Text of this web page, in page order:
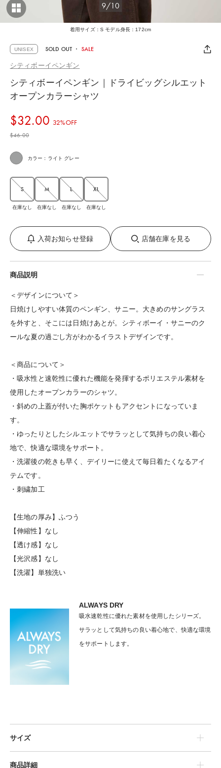
着用サイズ：S モデル身長：172cm
9/10
UNISEX SOLD OUT ・ SALE
シティボーイペンギン
シティボーイペンギン｜ドライビッグシルエット
オープンカラーシャツ
$‌32.00 32%OFF
$‌46.00
カラー：ライト グレー
S
在庫なし
M
在庫なし
L
在庫なし
XL
在庫なし
入荷お知らせ登録 店舗在庫を見る
商品説明
＜デザインについて＞
日焼けしやすい体質のペンギン、サニー。大きめのサングラス
を外すと、そこには日焼けあとが。シティボーイ・サニーのク
ールな夏の過ごし方がわかるイラストデザインです。
＜商品について＞
・吸水性と速乾性に優れた機能を発揮するポリエステル素材を
使用したオープンカラーのシャツ。
・斜めの上蓋が付いた胸ポケットもアクセントになっていま
す。
・ゆったりとしたシルエットでサラッとして気持ちの良い着心
地で、快適な環境をサポート。
・洗濯後の乾きも早く、デイリーに使えて毎日着たくなるアイ
テムです。
・刺繍加工
【生地の厚み】ふつう
【伸縮性】なし
【透け感】なし
【光沢感】なし
【洗濯】単独洗い
ALWAYS DRY
吸水速乾性に優れた素材を使用したシリーズ。
サラッとして気持ちの良い着心地で、快適な環境
をサポートします。
サイズ
商品詳細